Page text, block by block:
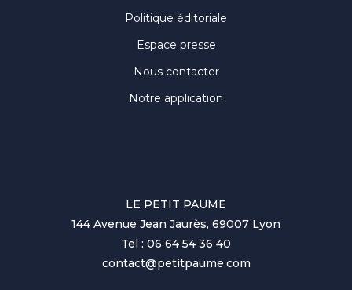
Politique éditoriale
Espace presse
Nous contacter
Notre application
LE PETIT PAUME
144 Avenue Jean Jaurès, 69007 Lyon
Tel : 06 64 54 36 40
contact@petitpaume.com